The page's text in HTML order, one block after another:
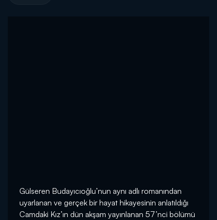
Gülseren Budayıcıoğlu’nun aynı adlı romanından
uyarlanan ve gerçek bir hayat hikayesinin anlatıldığı
Camdaki Kız’ın dün akşam yayınlanan 57’nci bölümü